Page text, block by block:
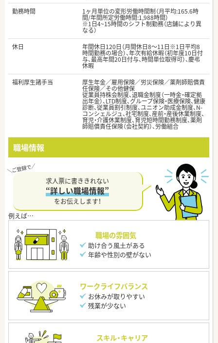
勤務時間
1ヶ月単位の変形労働時間制（月平均:165.6時
間/年間所定労働時間:1,988時間）
※1日4~15時間のシフト制勤務（店舗により異
なる）
休日
年間休日120日（月間休日8～11日※1日平均8
時間勤務の場合）、年次有給休暇（初年度10日付
与、最高年間20日付与、時間単位取得可）、慶弔
休暇
福利厚生諸手当
厚生年金／雇用保険／労災保険／薬剤師賠償責
任保険／その他健保
従業員持株会制度、退職金制度（一時金・確定拠
出年金）、LTD制度、グループ保険・医療保険、健康
診断、従業員割引制度、ユニオン助成金制度、N-
コンシェルジュ、社宅制度、産前・産後休業制度、
育児・介護休業制度、育児短時間勤務制度、薬剤
師賠償責任保険（会社契約）、労働組合
職場情報
求人票に書ききれない
“詳しい職場情報”
をお伝えします！
職場の雰囲気
助け合う風土がある
年齢や性別の壁がない
ワークライフバランス
お休みが取りやすい
残業が少ない
スキル・キャリア